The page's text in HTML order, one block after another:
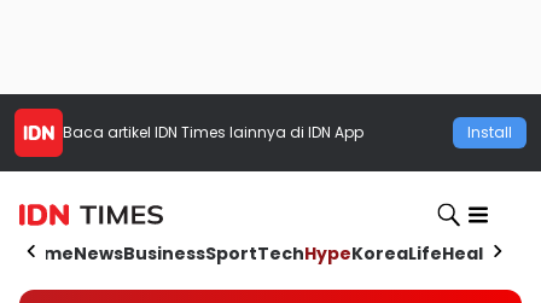
Baca artikel IDN Times lainnya di IDN App Install
HomeNewsBusinessSportTechHypeKoreaLifeHealth